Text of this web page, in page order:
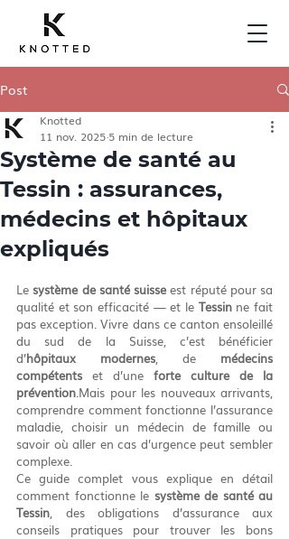
Post
Système de santé au
Tessin : assurances,
médecins et hôpitaux
expliqués
Knotted
11 nov. 2025 5 min de lecture
Le système de santé suisse est réputé pour sa
qualité et son efficacité — et le Tessin ne fait
pas exception. Vivre dans ce canton ensoleillé
du sud de la Suisse, c’est bénéficier
d’hôpitaux modernes, de médecins
compétents et d’une forte culture de la
prévention.Mais pour les nouveaux arrivants,
comprendre comment fonctionne l’assurance
maladie, choisir un médecin de famille ou
savoir où aller en cas d’urgence peut sembler
complexe.
Ce guide complet vous explique en détail
comment fonctionne le système de santé au
Tessin, des obligations d’assurance aux
conseils pratiques pour trouver les bons